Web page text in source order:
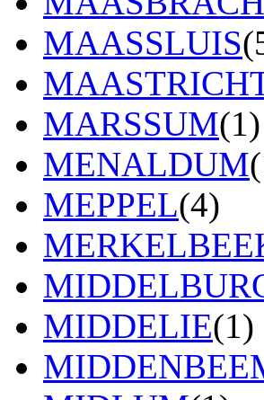
MAASSLUIS
MARSSUM(1)
MENALDUM
MEPPEL(4)
MIDDELIE(1)